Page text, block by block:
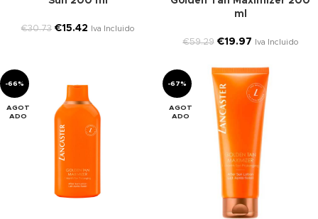
€30.73 €15.42 Iva Incluido
ml
€59.29 €19.97 Iva Incluido
-66%
AGOT
ADO
-67%
AGOT
ADO